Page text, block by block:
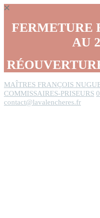
FERMETURE
AU
MAÎTRES FRANÇOIS
COMMISSAIRES-PRISEURS
contact@lavalencheres.fr
Panneau de gestion des cookies